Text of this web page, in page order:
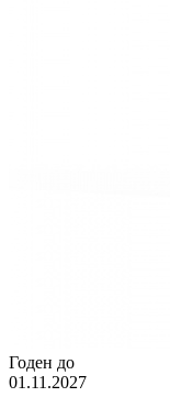
Годен до
01.11.2027